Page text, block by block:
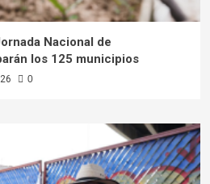
Nacional de
los 125 municipios
0